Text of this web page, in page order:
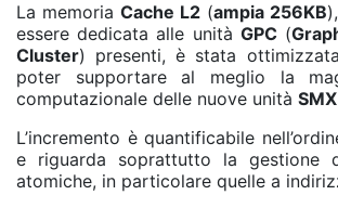
La memoria Cache L2 (ampia 256KB
essere dedicata alle unità GPC(
Cluster) presenti, è stata
poter supportare al meglio la
computazionale delle nuove unità SMX
L’incremento è quantificabile
e riguarda soprattutto la gestione
atomiche, in particolare quelle a